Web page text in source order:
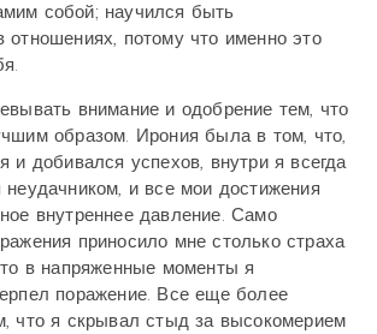
собой; научился быть
отношениях, потому что именно это
внимание и одобрение тем, что
образом. Ирония была в том, что,
и добивался успехов, внутри я всегда
неудачником, и все мои достижения
внутреннее давление. Само
приносило мне столько страха
в напряженные моменты я
поражение. Все еще более
что я скрывал стыд за высокомерием